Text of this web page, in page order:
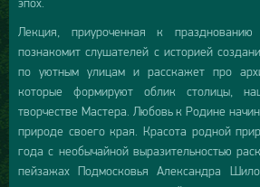
Лекция, приуроченная к
познакомит слушателей с историей
по уютным улицам и расскажет про
которые формируют облик столицы,
творчестве Мастера. Любовь к Родине
природе своего края. Красота родной
года с необычайной выразительностью
пейзажах Подмосковья Александра